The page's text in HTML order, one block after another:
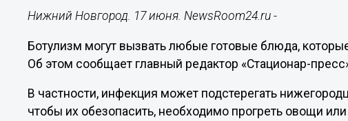
Нижний Новгород. 17 июня. NewsRoom24.ru -
Ботулизм могут вызвать любые готовые блюда,
Об этом сообщает главный редактор «Стационар-
В частности, инфекция может подстерегать
чтобы их обезопасить, необходимо прогреть овощи